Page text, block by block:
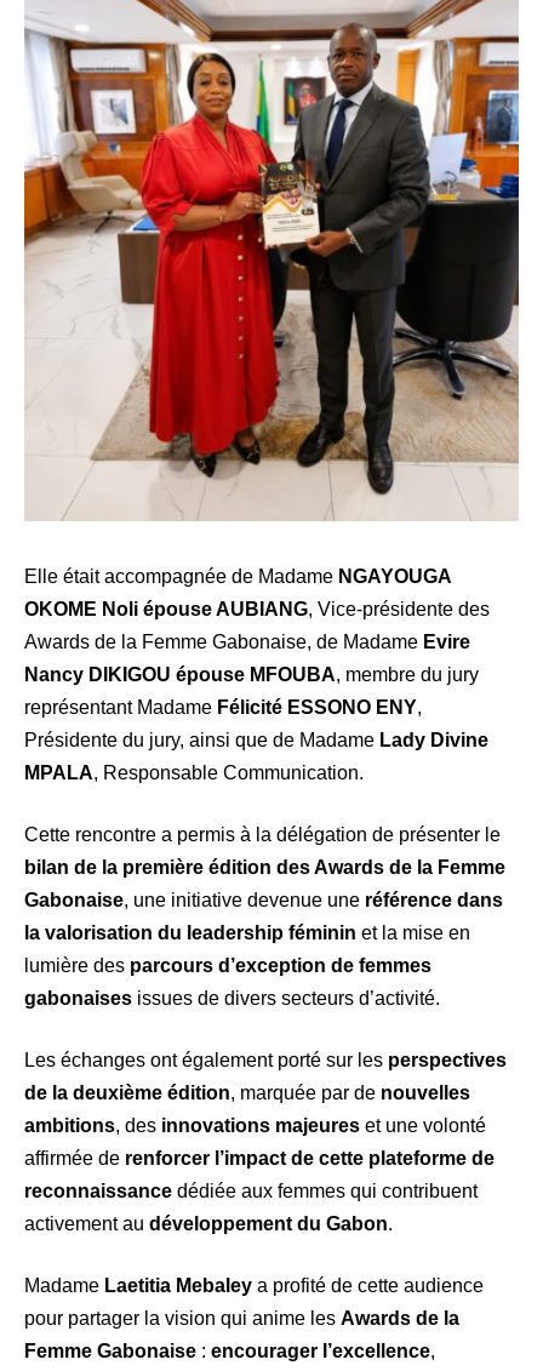
Elle était accompagnée de Madame NGAYOUGA
OKOME Noli épouse AUBIANG, Vice-présidente des
Awards de la Femme Gabonaise, de Madame Evire
Nancy DIKIGOU épouse MFOUBA, membre du jury
représentant Madame Félicité ESSONO ENY,
Présidente du jury, ainsi que de Madame Lady Divine
MPALA, Responsable Communication.
Cette rencontre a permis à la délégation de présenter le
bilan de la première édition des Awards de la Femme
Gabonaise, une initiative devenue une référence dans
la valorisation du leadership féminin et la mise en
lumière des parcours d’exception de femmes
gabonaises issues de divers secteurs d’activité.
Les échanges ont également porté sur les perspectives
de la deuxième édition, marquée par de nouvelles
ambitions, des innovations majeures et une volonté
affirmée de renforcer l’impact de cette plateforme de
reconnaissance dédiée aux femmes qui contribuent
activement au développement du Gabon.
Madame Laetitia Mebaley a profité de cette audience
pour partager la vision qui anime les Awards de la
Femme Gabonaise : encourager l’excellence,